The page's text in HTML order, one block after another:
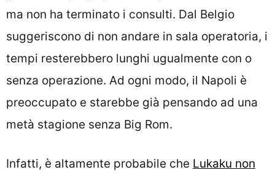
ma non ha terminato i consulti. Dal Belgio
suggeriscono di non andare in sala operatoria, i
tempi resterebbero lunghi ugualmente con o
senza operazione. Ad ogni modo, il Napoli è
preoccupato e starebbe già pensando ad una
metà stagione senza Big Rom.
Infatti, è altamente probabile che Lukaku non